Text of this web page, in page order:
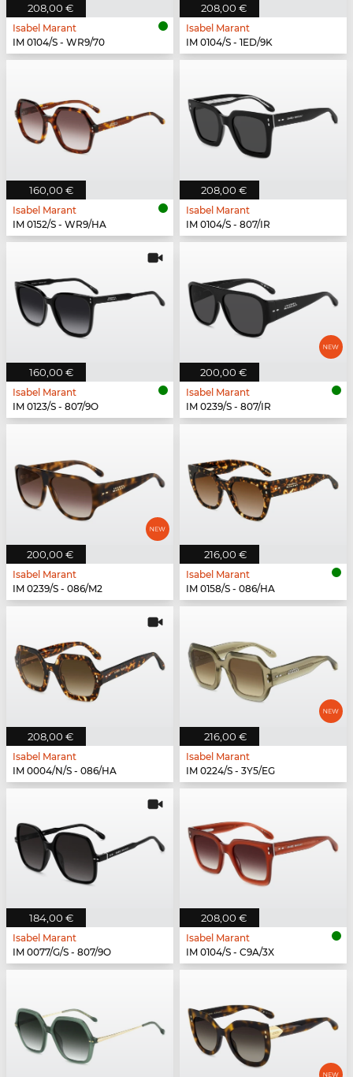
208,00 €
Isabel Marant
IM 0104/S - WR9/70
208,00 €
Isabel Marant
IM 0104/S - 1ED/9K
160,00 €
Isabel Marant
IM 0152/S - WR9/HA
208,00 €
Isabel Marant
IM 0104/S - 807/IR
160,00 €
Isabel Marant
IM 0123/S - 807/9O
200,00 €
Isabel Marant
IM 0239/S - 807/IR
200,00 €
Isabel Marant
IM 0239/S - 086/M2
216,00 €
Isabel Marant
IM 0158/S - 086/HA
208,00 €
Isabel Marant
IM 0004/N/S - 086/HA
216,00 €
Isabel Marant
IM 0224/S - 3Y5/EG
184,00 €
Isabel Marant
IM 0077/G/S - 807/9O
208,00 €
Isabel Marant
IM 0104/S - C9A/3X